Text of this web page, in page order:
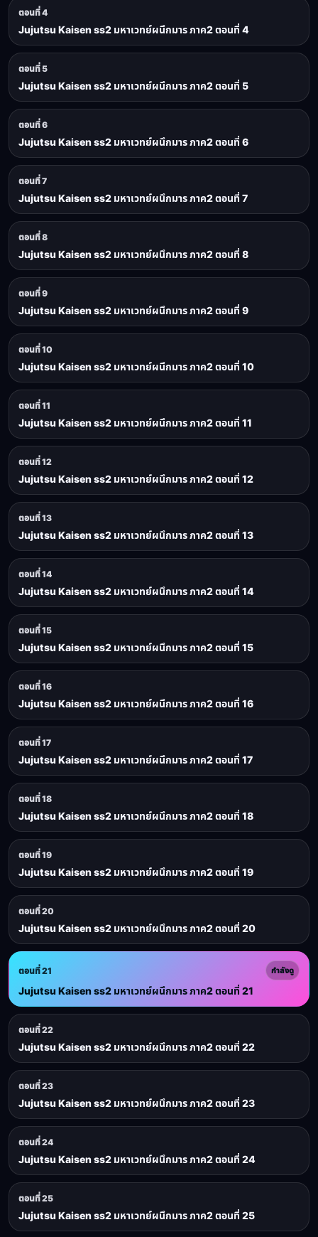
ตอนที่ 4
Jujutsu Kaisen ss2 มหาเวทย์ผนึกมาร ภาค2 ตอนที่ 4
ตอนที่ 5
Jujutsu Kaisen ss2 มหาเวทย์ผนึกมาร ภาค2 ตอนที่ 5
ตอนที่ 6
Jujutsu Kaisen ss2 มหาเวทย์ผนึกมาร ภาค2 ตอนที่ 6
ตอนที่ 7
Jujutsu Kaisen ss2 มหาเวทย์ผนึกมาร ภาค2 ตอนที่ 7
ตอนที่ 8
Jujutsu Kaisen ss2 มหาเวทย์ผนึกมาร ภาค2 ตอนที่ 8
ตอนที่ 9
Jujutsu Kaisen ss2 มหาเวทย์ผนึกมาร ภาค2 ตอนที่ 9
ตอนที่ 10
Jujutsu Kaisen ss2 มหาเวทย์ผนึกมาร ภาค2 ตอนที่ 10
ตอนที่ 11
Jujutsu Kaisen ss2 มหาเวทย์ผนึกมาร ภาค2 ตอนที่ 11
ตอนที่ 12
Jujutsu Kaisen ss2 มหาเวทย์ผนึกมาร ภาค2 ตอนที่ 12
ตอนที่ 13
Jujutsu Kaisen ss2 มหาเวทย์ผนึกมาร ภาค2 ตอนที่ 13
ตอนที่ 14
Jujutsu Kaisen ss2 มหาเวทย์ผนึกมาร ภาค2 ตอนที่ 14
ตอนที่ 15
Jujutsu Kaisen ss2 มหาเวทย์ผนึกมาร ภาค2 ตอนที่ 15
ตอนที่ 16
Jujutsu Kaisen ss2 มหาเวทย์ผนึกมาร ภาค2 ตอนที่ 16
ตอนที่ 17
Jujutsu Kaisen ss2 มหาเวทย์ผนึกมาร ภาค2 ตอนที่ 17
ตอนที่ 18
Jujutsu Kaisen ss2 มหาเวทย์ผนึกมาร ภาค2 ตอนที่ 18
ตอนที่ 19
Jujutsu Kaisen ss2 มหาเวทย์ผนึกมาร ภาค2 ตอนที่ 19
ตอนที่ 20
Jujutsu Kaisen ss2 มหาเวทย์ผนึกมาร ภาค2 ตอนที่ 20
ตอนที่ 21 กำลังดู
Jujutsu Kaisen ss2 มหาเวทย์ผนึกมาร ภาค2 ตอนที่ 21
ตอนที่ 22
Jujutsu Kaisen ss2 มหาเวทย์ผนึกมาร ภาค2 ตอนที่ 22
ตอนที่ 23
Jujutsu Kaisen ss2 มหาเวทย์ผนึกมาร ภาค2 ตอนที่ 23
ตอนที่ 24
Jujutsu Kaisen ss2 มหาเวทย์ผนึกมาร ภาค2 ตอนที่ 24
ตอนที่ 25
Jujutsu Kaisen ss2 มหาเวทย์ผนึกมาร ภาค2 ตอนที่ 25